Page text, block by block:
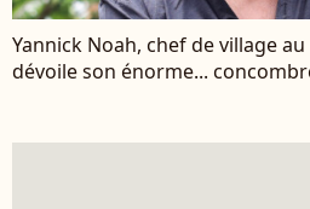
Yannick Noah, chef de village
dévoile son énorme...